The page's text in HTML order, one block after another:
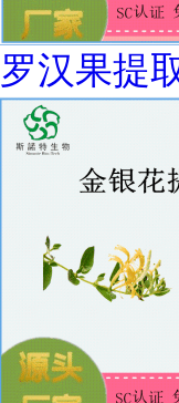
罗汉果提